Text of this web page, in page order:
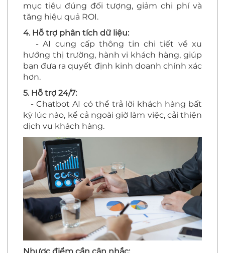
mục tiêu đúng đối tượng, giảm chi phí và
tăng hiệu quả ROI.
4. Hỗ trợ phân tích dữ liệu:
- AI cung cấp thông tin chi tiết về xu
hướng thị trường, hành vi khách hàng, giúp
bạn đưa ra quyết định kinh doanh chính xác
hơn.
5. Hỗ trợ 24/7:
- Chatbot AI có thể trả lời khách hàng bất
kỳ lúc nào, kể cả ngoài giờ làm việc, cải thiện
dịch vụ khách hàng.
Nhược điểm cần cân nhắc: